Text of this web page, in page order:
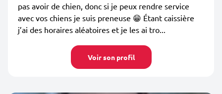
pas avoir de chien, donc si je peux rendre service
avec vos chiens je suis preneuse 😁 Étant caissière
j’ai des horaires aléatoires et je les ai tro...
Voir son profil